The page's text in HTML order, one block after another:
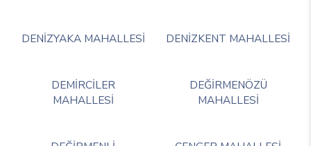
DENİZYAKA MAHALLESİ DENİZKENT MAHALLESİ
DEMİRCİLER
MAHALLESİ
DEĞİRMENÖZÜ
MAHALLESİ